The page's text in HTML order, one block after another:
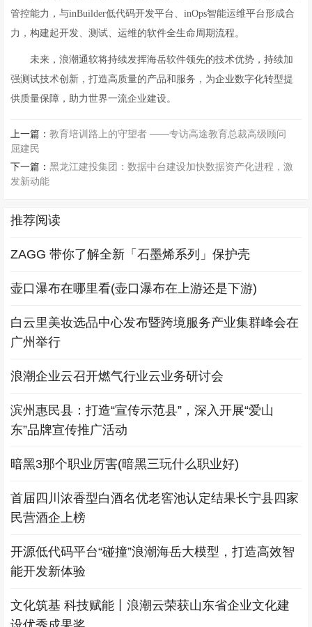
管控能力，与inBuilder低代码开发平台、inOps智能运维平台形成合
力，构建起开发、测试、运维的软件全生命周期流程。
未来，浪潮通软将持续发挥海岳软件领先的技术优势，持续加
强测试技术创新，打造高质量的产品和服务，为企业数字化转型提
供质量保障，助力世界一流企业建设。
上一篇：教育培训路上的守望者 ——专访高途教育总裁高级顾问
屈建民
下一篇：黑龙江建投集团：数据中台建设加快数据资产化进程，激
发新动能
推荐阅读
ZAGG 带你了解全新「石墨烯系列」保护壳
壶口瀑布在哪里看(壶口瀑布在上游还是下游)
白云里美妆选品中心发布暨跨境服务产业集群峰会在
广州举行
浪潮企业云召开燃气行业云业务研讨会
滨州惠民县：打造“宣传示范县”，深入开展“爱山
东”品牌宣传推广活动
暗黑3那个职业厉害(暗黑三玩什么职业好)
首届四川浓香型白酒名优老窖池认定结果长宁县四家
民营酒企上榜
开源低代码平台“碰撞”浪潮海岳大模型，打造高效智
能开发新体验
文化筑基 科技赋能丨浪潮云荣获山东省企业文化建